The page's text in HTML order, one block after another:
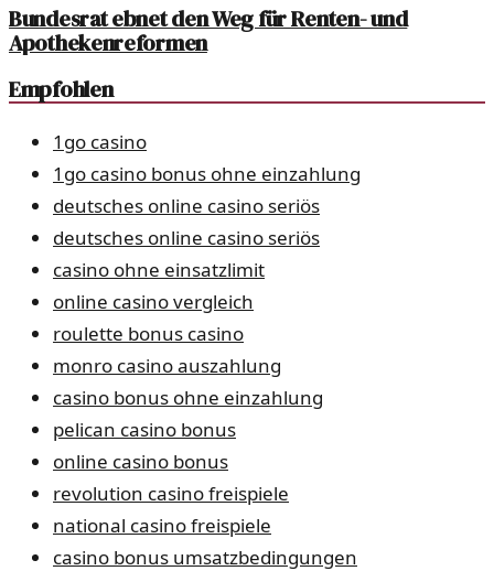
Bundesrat ebnet den Weg für Renten- und
Apothekenreformen
Empfohlen
1go casino
1go casino bonus ohne einzahlung
deutsches online casino seriös
deutsches online casino seriös
casino ohne einsatzlimit
online casino vergleich
roulette bonus casino
monro casino auszahlung
casino bonus ohne einzahlung
pelican casino bonus
online casino bonus
revolution casino freispiele
national casino freispiele
casino bonus umsatzbedingungen